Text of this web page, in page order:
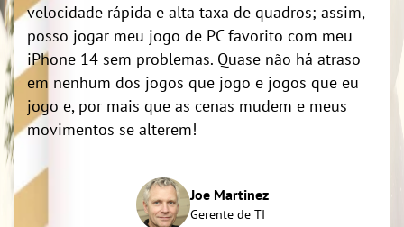
velocidade rápida e alta taxa de quadros; assim,
posso jogar meu jogo de PC favorito com meu
iPhone 14 sem problemas. Quase não há atraso
em nenhum dos jogos que jogo e jogos que eu
jogo e, por mais que as cenas mudem e meus
movimentos se alterem!
Joe Martinez
Gerente de TI